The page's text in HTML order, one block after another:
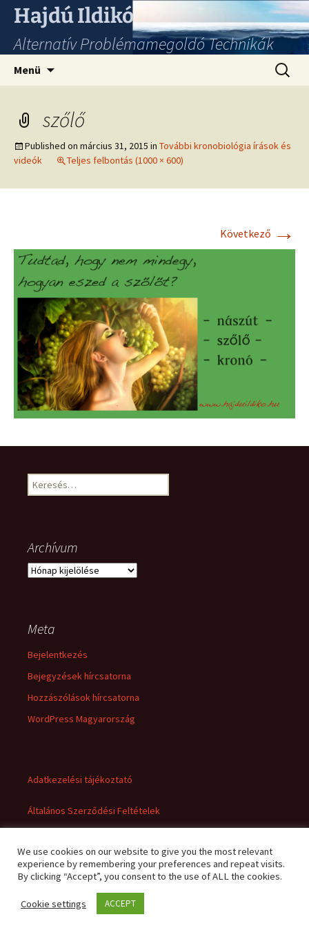
Hajdú Ildikó
Alternatív Problémamegoldó Technikák
Menü
szőlő
Published on március 31, 2015 in További kronobiológia írások és
videók
Teljes felbontás (1000 × 600)
Következő →
Keresés:
Archívum
Archívum
Meta
Bejelentkezés
Bejegyzések hírcsatorna
Hozzászólások hírcsatorna
WordPress Magyarország
Adatkezelési tájékoztató
Általános Szerződési Feltételek
Adatkezelési tájékoztató
We use cookies on our website to give you the most relevant
experience by remembering your preferences and repeat visits.
By clicking “Accept”, you consent to the use of ALL the cookies.
Cookie settings ACCEPT